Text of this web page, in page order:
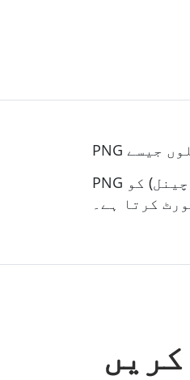
PNG ایک ہمہ گیر فارمیٹ ہے جو ویب پر وسیع پیمانے پر استعمال ہوتا ہے، خاص طور پر اس لیے کہ یہ شفافیت (الفا چینل) کو
کرتا ہے۔